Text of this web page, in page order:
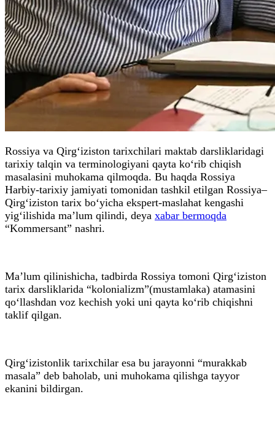
Rossiya va Qirg‘iziston tarixchilari maktab darsliklaridagi
tarixiy talqin va terminologiyani qayta ko‘rib chiqish
masalasini muhokama qilmoqda. Bu haqda Rossiya
Harbiy-tarixiy jamiyati tomonidan tashkil etilgan Rossiya–
Qirg‘iziston tarix bo‘yicha ekspert-maslahat kengashi
yig‘ilishida ma’lum qilindi, deya xabar bermoqda
“Kommersant” nashri.
Ma’lum qilinishicha, tadbirda Rossiya tomoni Qirg‘iziston
tarix darsliklarida “kolonializm”(mustamlaka) atamasini
qo‘llashdan voz kechish yoki uni qayta ko‘rib chiqishni
taklif qilgan.
Qirg‘izistonlik tarixchilar esa bu jarayonni “murakkab
masala” deb baholab, uni muhokama qilishga tayyor
ekanini bildirgan.